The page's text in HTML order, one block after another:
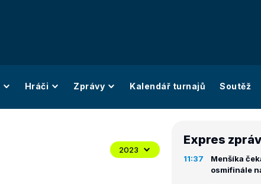
Hráči Zprávy Kalendář turnajů Soutěž
2023
Expres
11:37
Menšíka
osmifinále